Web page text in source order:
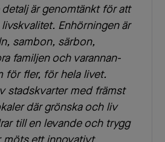
är genomtänkt för att
Enhörningen är
sambon, särbon,
familjen och varannan-
för fler, för hela livet.
stadskvarter med främst
där grönska och liv
till en levande och trygg